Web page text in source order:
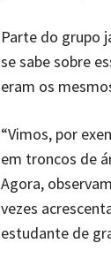
Parte do grupo
se sabe sobre
eram os
“Vimos, por
em troncos de
Agora,
vezes
estudante de